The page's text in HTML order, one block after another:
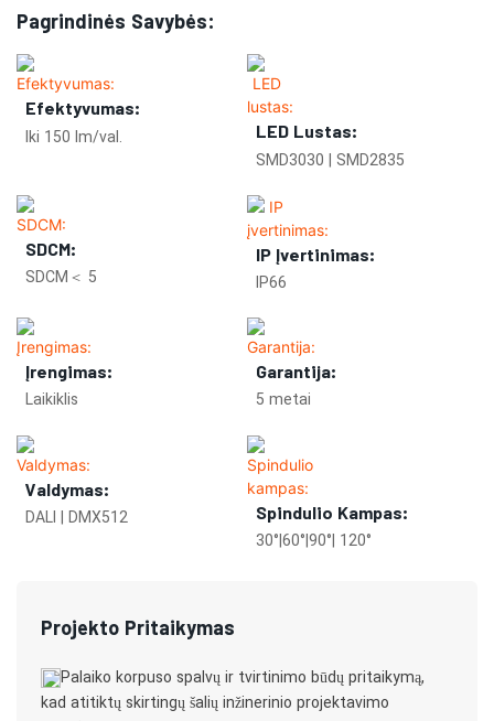
Pagrindinės Savybės:
Efektyvumas:
Iki 150 lm/val. LED Lustas:
SMD3030 | SMD2835
SDCM:
SDCM＜ 5
IP Įvertinimas:
IP66
Įrengimas:
Laikiklis
Garantija:
5 metai
Valdymas:
DALI | DMX512 Spindulio Kampas:
30°|60°|90°| 120°
Projekto Pritaikymas
Palaiko korpuso spalvų ir tvirtinimo būdų pritaikymą,
kad atitiktų skirtingų šalių inžinerinio projektavimo